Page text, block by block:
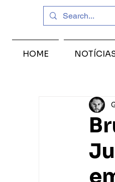
HOME